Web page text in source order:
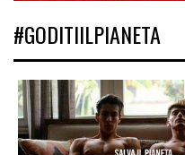
#GODITIILPIANETA